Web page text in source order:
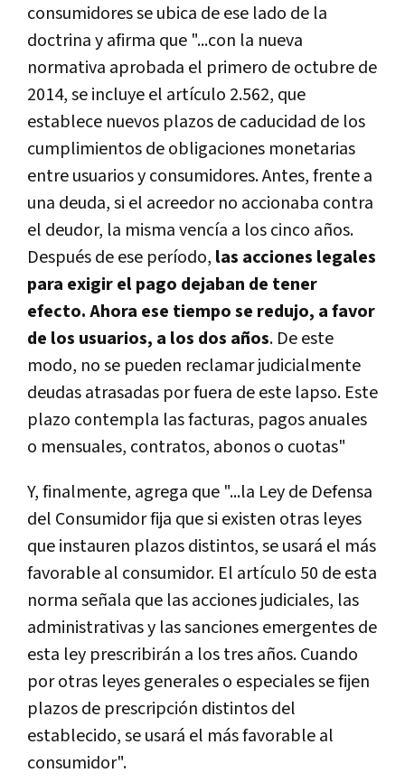
consumidores se ubica de ese lado de la
doctrina y afirma que "...con la nueva
normativa aprobada el primero de octubre de
2014, se incluye el artículo 2.562, que
establece nuevos plazos de caducidad de los
cumplimientos de obligaciones monetarias
entre usuarios y consumidores. Antes, frente a
una deuda, si el acreedor no accionaba contra
el deudor, la misma vencía a los cinco años.
Después de ese período, las acciones legales
para exigir el pago dejaban de tener
efecto. Ahora ese tiempo se redujo, a favor
de los usuarios, a los dos años. De este
modo, no se pueden reclamar judicialmente
deudas atrasadas por fuera de este lapso. Este
plazo contempla las facturas, pagos anuales
o mensuales, contratos, abonos o cuotas"
Y, finalmente, agrega que "...la Ley de Defensa
del Consumidor fija que si existen otras leyes
que instauren plazos distintos, se usará el más
favorable al consumidor. El artículo 50 de esta
norma señala que las acciones judiciales, las
administrativas y las sanciones emergentes de
esta ley prescribirán a los tres años. Cuando
por otras leyes generales o especiales se fijen
plazos de prescripción distintos del
establecido, se usará el más favorable al
consumidor".